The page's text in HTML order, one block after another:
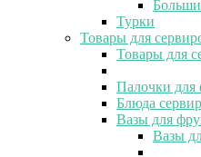
Турки
Товары для
Товары для
Палочки для
Блюда
Вазы для
Вазы